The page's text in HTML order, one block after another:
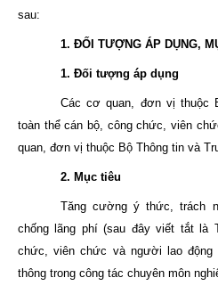
sau:
1. ĐỐI TƯỢNG ÁP DỤNG,
1. Đối tượng áp dụng
Các cơ quan, đơn vị thuộc
toàn thể cán bộ, công chức, viên
quan, đơn vị thuộc Bộ Thông tin và
2. Mục tiêu
Tăng cường ý thức, trách
chống lãng phí (sau đây viết tắt là
chức, viên chức và người lao động
thông trong công tác chuyên môn